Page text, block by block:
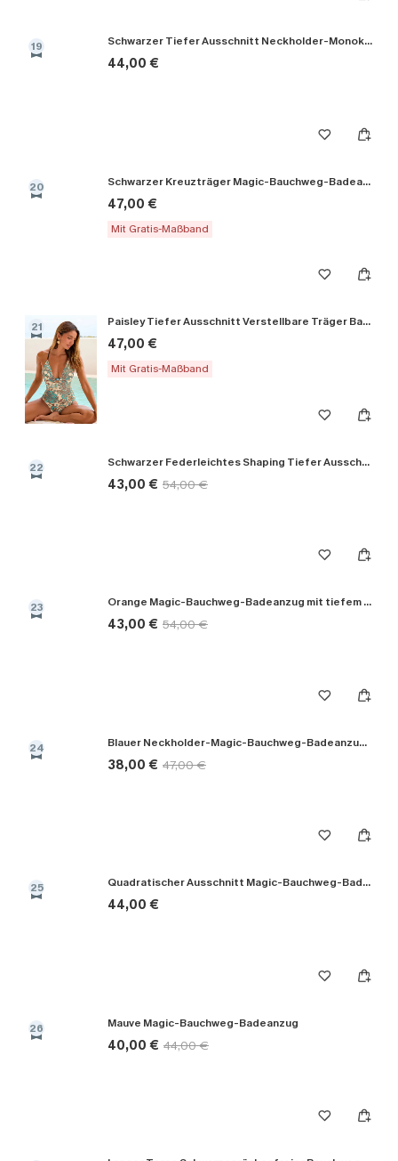
19 Schwarzer Tiefer Ausschnitt Neckholder-Monokini-Badeanzug
44,00 €
20 Schwarzer Kreuzträger Magic-Bauchweg-Badeanzug
47,00 €
Mit Gratis-Maßband
21 Paisley Tiefer Ausschnitt Verstellbare Träger Badeanzug
47,00 €
Mit Gratis-Maßband
22 Schwarzer Federleichtes Shaping Tiefer Ausschnitt Badeanzug
43,00 € 54,00 €
23 Orange Magic-Bauchweg-Badeanzug mit tiefem Ausschnitt
43,00 € 54,00 €
24 Blauer Neckholder-Magic-Bauchweg-Badeanzug mit tiefem Ausschnitt
38,00 € 47,00 €
25 Quadratischer Ausschnitt Magic-Bauchweg-Badeanzug
44,00 €
26 Mauve Magic-Bauchweg-Badeanzug
40,00 € 44,00 €